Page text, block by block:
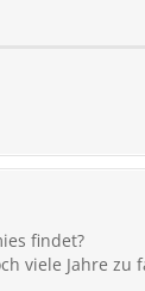
findet?
viele Jahre zu